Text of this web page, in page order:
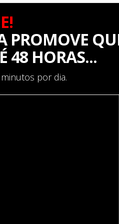
PROMOVE
48 HORAS...
por dia.